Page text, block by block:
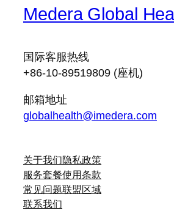
Medera Global
国际客服热线
+86-10-89519809 (座机)
邮箱地址
globalhealth@imedera.com
关于我们
服务套餐
常见问题
联系我们
隐私政策
使用条款
联盟区域